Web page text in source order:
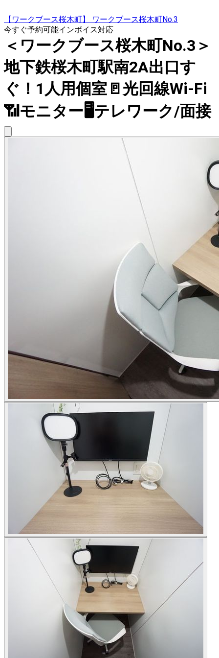
【ワークブース桜木町】 ワークブース桜木町No.3
今すぐ予約可能インボイス対応
＜ワークブース桜木町No.3＞
地下鉄桜木町駅南2A出口す
ぐ！1人用個室🚪光回線Wi-Fi
📶モニター🖥テレワーク/面接